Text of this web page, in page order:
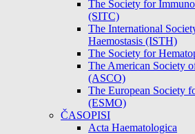
The Society for
(SITC)
The International
Haemostasis (ISTH)
The Society for
The American Society
(ASCO)
The European Society
(ESMO)
ČASOPISI
Acta Haematologica